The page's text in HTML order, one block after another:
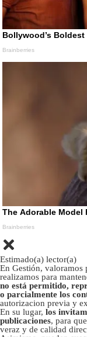
Estimado(a) lector(a)
En Gestión, valoramos
realizamos para
no está permitido,
o parcialmente los
autorizacion previa y
En su lugar, los
publicaciones, para
veraz y de calidad